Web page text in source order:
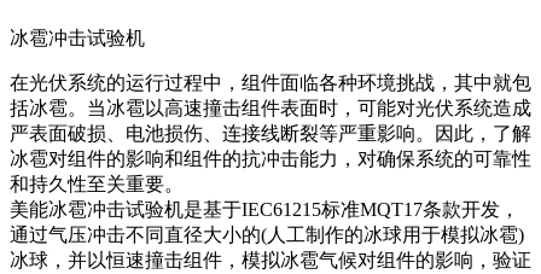
冰雹冲击试验机
在光伏系统的运行过程中，组件面临各种环境挑战，其中就包
括冰雹。当冰雹以高速撞击组件表面时，可能对光伏系统造成
严表面破损、电池损伤、连接线断裂等严重影响。因此，了解
冰雹对组件的影响和组件的抗冲击能力，对确保系统的可靠性
和持久性至关重要。
美能冰雹冲击试验机是基于IEC61215标准MQT17条款开发，
通过气压冲击不同直径大小的(人工制作的冰球用于模拟冰雹)
冰球，并以恒速撞击组件，模拟冰雹气候对组件的影响，验证